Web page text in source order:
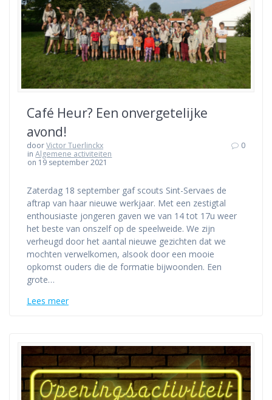
Café Heur? Een onvergetelijke
avond!
doorVictor Tuerlinckx
inAlgemene activiteiten
on 19 september 2021
0
Zaterdag 18 september gaf scouts Sint-Servaes de
aftrap van haar nieuwe werkjaar. Met een zestigtal
enthousiaste jongeren gaven we van 14 tot 17u weer
het beste van onszelf op de speelweide. We zijn
verheugd door het aantal nieuwe gezichten dat we
mochten verwelkomen, alsook door een mooie
opkomst ouders die de formatie bijwoonden. Een
grote…
Lees meer